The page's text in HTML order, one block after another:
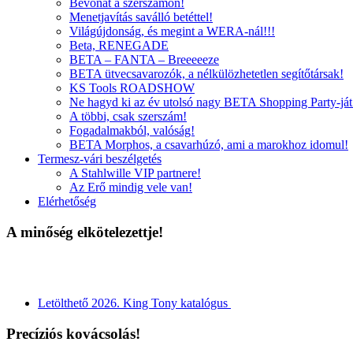
Bevonat a szerszámon!
Menetjavítás saválló betéttel!
Világújdonság, és megint a WERA-nál!!!
Beta, RENEGADE
BETA – FANTA – Breeeeeze
BETA ütvecsavarozók, a nélkülözhetetlen segítőtársak!
KS Tools ROADSHOW
Ne hagyd ki az év utolsó nagy BETA Shopping Party-
A többi, csak szerszám!
Fogadalmakból, valóság!
BETA Morphos, a csavarhúzó, ami a marokhoz idomul!
Termesz-vári beszélgetés
A Stahlwille VIP partnere!
Az Erő mindig vele van!
Elérhetőség
A minőség elkötelezettje!
Letölthető 2026. King Tony katalógus
Precíziós kovácsolás!